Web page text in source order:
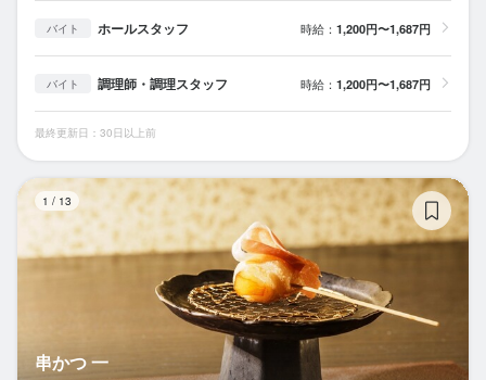
バイト ホールスタッフ 時給： 1,200円〜1,687円
バイト 調理師・調理スタッフ 時給： 1,200円〜1,687円
最終更新日：30日以上前
1 / 13
串かつ 一